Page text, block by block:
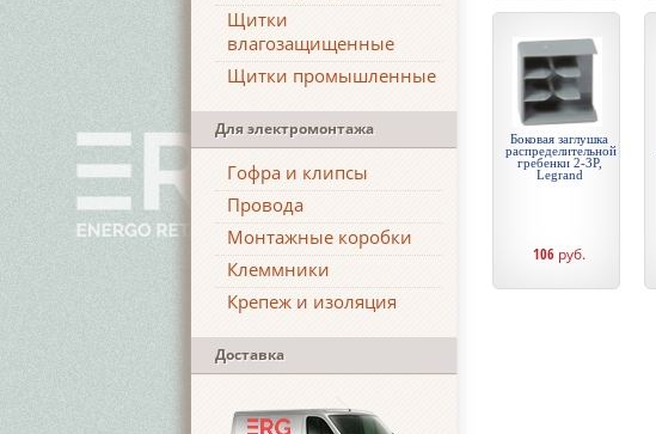
Щитки
влагозащищенные
Щитки промышленные
Для электромонтажа
Гофра и клипсы
Провода
Монтажные коробки
Клеммники
Крепеж и изоляция
Доставка
Боковая заглушка
распределительной
гребенки 2-3P,
Legrand
106 руб.